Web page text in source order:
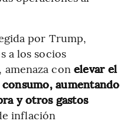
por Trump,
a los socios
amenaza con elevar el
aumentando
y otros gastos
inflación